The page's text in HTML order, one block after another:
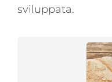
sviluppata.